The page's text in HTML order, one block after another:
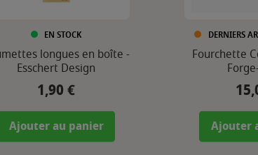
EN STOCK
longues en boîte -
Esschert Design
Prix
1,90 €
Ajouter au panier
DERNIERS
Fourchette
Prix
Ajouter